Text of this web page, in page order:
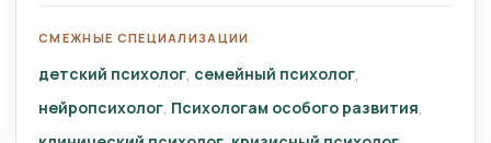
СМЕЖНЫЕ СПЕЦИАЛИЗАЦИИ
детский психолог семейный психолог
нейропсихолог Психологам особого развития